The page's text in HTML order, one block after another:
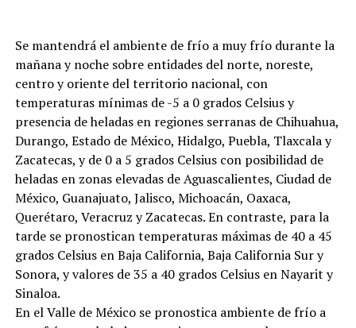
Se mantendrá el ambiente de frío a muy frío durante la
mañana y noche sobre entidades del norte, noreste,
centro y oriente del territorio nacional, con
temperaturas mínimas de -5 a 0 grados Celsius y
presencia de heladas en regiones serranas de Chihuahua,
Durango, Estado de México, Hidalgo, Puebla, Tlaxcala y
Zacatecas, y de 0 a 5 grados Celsius con posibilidad de
heladas en zonas elevadas de Aguascalientes, Ciudad de
México, Guanajuato, Jalisco, Michoacán, Oaxaca,
Querétaro, Veracruz y Zacatecas. En contraste, para la
tarde se pronostican temperaturas máximas de 40 a 45
grados Celsius en Baja California, Baja California Sur y
Sonora, y valores de 35 a 40 grados Celsius en Nayarit y
Sinaloa.
En el Valle de México se pronostica ambiente de frío a